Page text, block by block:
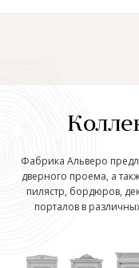
Фабрика Альверо
дверного проема, а
пилястр, бордюров,
порталов в